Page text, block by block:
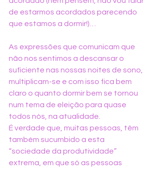
de estarmos acordados parecendo
que estamos a dormir!)…
As expressões que comunicam que
não nos sentimos a descansar o
suficiente nas nossas noites de sono,
multiplicam-se e com isso fica bem
claro o quanto dormir bem se tornou
num tema de eleição para quase
todos nós, na atualidade.
É verdade que, muitas pessoas, têm
também sucumbido a esta
“sociedade da produtividade”
extrema, em que só as pessoas